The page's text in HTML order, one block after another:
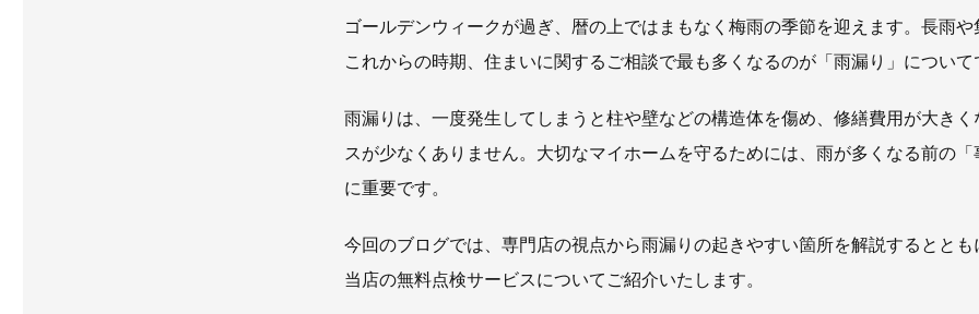
ゴールデンウィークが過ぎ、暦の上ではまもなく梅雨の季節を迎えます。長雨
これからの時期、住まいに関するご相談で最も多くなるのが「雨漏り」について
雨漏りは、一度発生してしまうと柱や壁などの構造体を傷め、修繕費用が大き
スが少なくありません。大切なマイホームを守るためには、雨が多くなる前の
に重要です。
今回のブログでは、専門店の視点から雨漏りの起きやすい箇所を解説するとと
当店の無料点検サービスについてご紹介いたします。